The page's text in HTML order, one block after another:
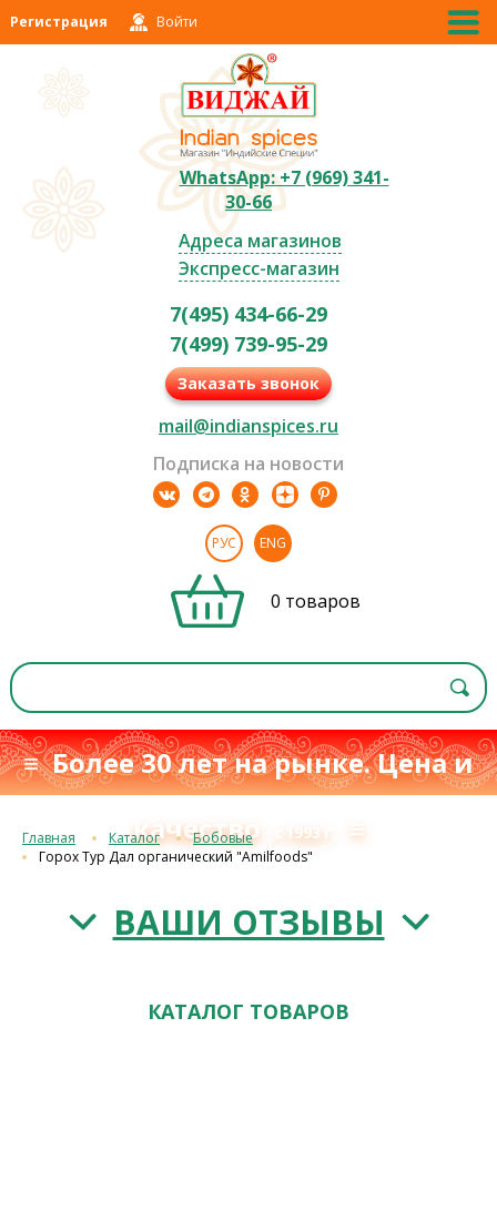
Регистрация Войти
WhatsApp: +7 (969) 341-
30-66
Адреса магазинов
Экспресс-магазин
7(495) 434-66-29
7(499) 739-95-29
Заказать звонок
mail@indianspices.ru
Подписка на новости
РУС ENG
0 товаров
≡ Более 30 лет на рынке. Цена и
качество
с 1993 г. ≡
Главная Каталог
Бобовые
Горох Тур Дал органический "Amilfoods"
ВАШИ ОТЗЫВЫ
КАТАЛОГ ТОВАРОВ